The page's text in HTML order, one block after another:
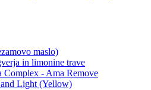
maslo)
in limonine trave
- Ama Remove
Light (Yellow)